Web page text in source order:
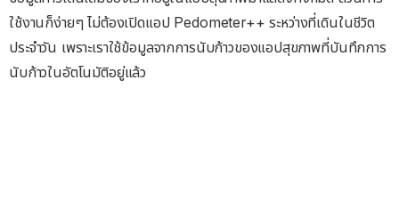
ใช้งานก็ง่ายๆ ไม่ต้องเปิดแอป Pedometer++ ระหว่างที่เดินในชีวิต
ประจำวัน เพราะเราใช้ข้อมูลจากการนับก้าวของแอปสุขภาพที่บันทึกการ
นับก้าวในอัตโนมัติอยู่แล้ว